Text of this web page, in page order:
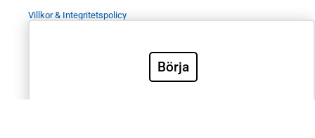
Villkor & Integritetspolicy
Sök
Börja